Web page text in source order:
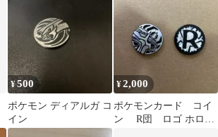
¥500
ポケモン ディアルガ コ
イン
¥2,000
ポケモンカード コイ
ン R団 ロゴ ホログ